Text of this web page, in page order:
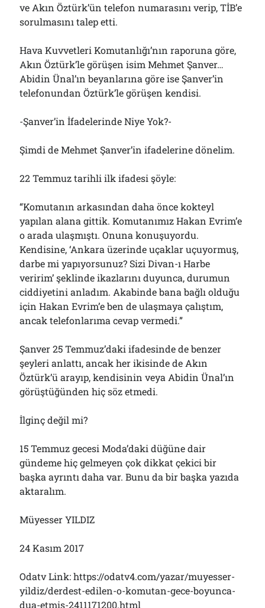
ve Akın Öztürk’ün telefon numarasını verip, TİB’e
sorulmasını talep etti.
Hava Kuvvetleri Komutanlığı’nın raporuna göre,
Akın Öztürk’le görüşen isim Mehmet Şanver…
Abidin Ünal’ın beyanlarına göre ise Şanver’in
telefonundan Öztürk’le görüşen kendisi.
-Şanver’in İfadelerinde Niye Yok?-
Şimdi de Mehmet Şanver’in ifadelerine dönelim.
22 Temmuz tarihli ilk ifadesi şöyle:
“Komutanın arkasından daha önce kokteyl
yapılan alana gittik. Komutanımız Hakan Evrim’e
o arada ulaşmıştı. Onuna konuşuyordu.
Kendisine, ‘Ankara üzerinde uçaklar uçuyormuş,
darbe mi yapıyorsunuz? Sizi Divan-ı Harbe
veririm’ şeklinde ikazlarını duyunca, durumun
ciddiyetini anladım. Akabinde bana bağlı olduğu
için Hakan Evrim’e ben de ulaşmaya çalıştım,
ancak telefonlarıma cevap vermedi.”
Şanver 25 Temmuz’daki ifadesinde de benzer
şeyleri anlattı, ancak her ikisinde de Akın
Öztürk’ü arayıp, kendisinin veya Abidin Ünal’ın
görüştüğünden hiç söz etmedi.
İlginç değil mi?
15 Temmuz gecesi Moda’daki düğüne dair
gündeme hiç gelmeyen çok dikkat çekici bir
başka ayrıntı daha var. Bunu da bir başka yazıda
aktaralım.
Müyesser YILDIZ
24 Kasım 2017
Odatv Link: https://odatv4.com/yazar/muyesser-
yildiz/derdest-edilen-o-komutan-gece-boyunca-
dua-etmis-2411171200.html